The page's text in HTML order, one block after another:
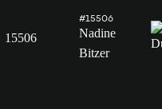
15506
#15506
Nadine
Bitzer